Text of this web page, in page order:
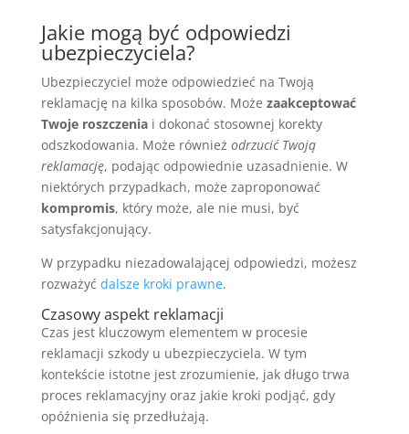
Jakie mogą być odpowiedzi
ubezpieczyciela?
Ubezpieczyciel może odpowiedzieć na Twoją
reklamację na kilka sposobów. Może zaakceptować
Twoje roszczeniai dokonać stosownej korekty
odszkodowania. Może również odrzucić Twoją
reklamację, podając odpowiednie uzasadnienie. W
niektórych przypadkach, może zaproponować
kompromis, który może, ale nie musi, być
satysfakcjonujący.
W przypadku niezadowalającej odpowiedzi, możesz
rozważyć dalsze kroki prawne.
Czasowy aspekt reklamacji
Czas jest kluczowym elementem w procesie
reklamacji szkody u ubezpieczyciela. W tym
kontekście istotne jest zrozumienie, jak długo trwa
proces reklamacyjny oraz jakie kroki podjąć, gdy
opóźnienia się przedłużają.